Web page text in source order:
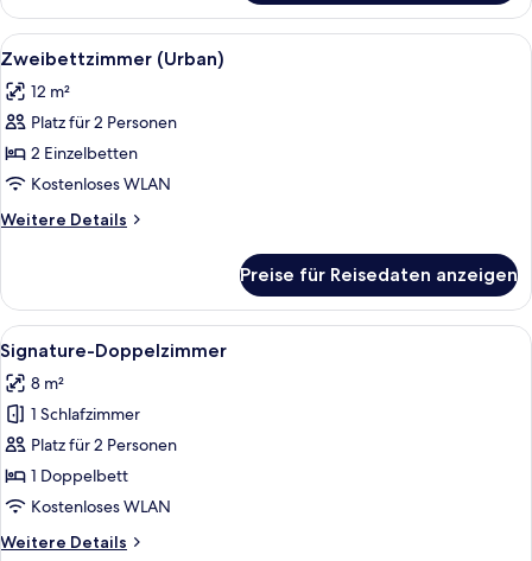
(Urban
Solo)
Alle
Fotos
für
Zweibettzimmer
(Urban)
anzeigen
Ein modernes Hotelzimmer mit zwei
5
Zweibettzimmer (Urban)
12 m²
Platz für 2 Personen
2 Einzelbetten
Kostenloses WLAN
Weitere Details
Weitere
(Urban)
Preise für Reisedaten anzeigen
Alle
Fotos
für
Signature-
Doppelzimmer
anzeigen
Ein modernes Hotelzimmer mit
4
Signature-Doppelzimmer
8 m²
1 Schlafzimmer
Platz für 2 Personen
1 Doppelbett
Kostenloses WLAN
Weitere Details
Weitere